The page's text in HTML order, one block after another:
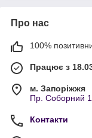
Про нас
100%
Працює з
м. Запоріжжя
Пр. Соборний
Контакти